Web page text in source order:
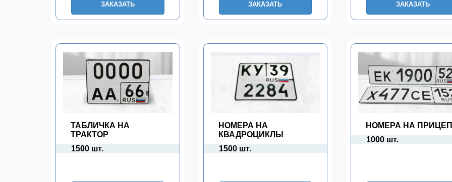
ЗАКАЗАТЬ ЗАКАЗАТЬ ЗАКАЗАТЬ
ТАБЛИЧКА НА
ТРАКТОР
1500 шт.
НОМЕРА НА
КВАДРОЦИКЛЫ
1500 шт.
НОМЕРА НА ПРИЦЕП
1000 шт.